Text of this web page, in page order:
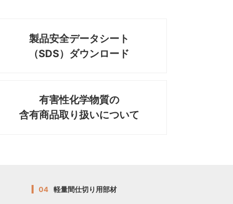
製品安全データシート
（SDS）ダウンロード
有害性化学物質の
含有商品取り扱いについて
04 軽量間仕切り用部材